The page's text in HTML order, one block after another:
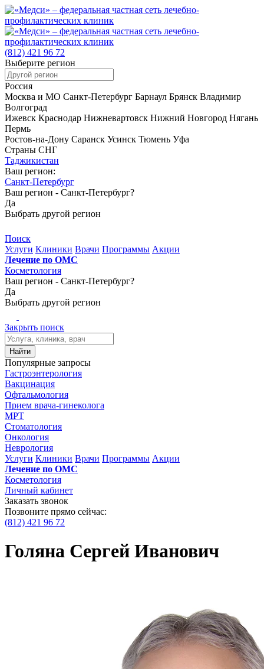
(812) 421 96 72
Выберите регион
Россия
Москва и МО Санкт-Петербург Барнаул Брянск Владимир
Волгоград
Ижевск Краснодар Нижневартовск Нижний Новгород Нягань
Пермь
Ростов-на-Дону Саранск Усинск Тюмень Уфа
Страны СНГ
Таджикистан
Ваш регион:
Санкт-Петербург
Ваш регион - Санкт-Петербург?
Да
Выбрать другой регион
Поиск
Услуги Клиники Врачи Программы Акции
Лечение по ОМС
Косметология
Ваш регион - Санкт-Петербург?
Да
Выбрать другой регион
Закрыть поиск
Найти
Популярные запросы
Гастроэнтерология
Вакцинация
Офтальмология
Прием врача-гинеколога
МРТ
Стоматология
Онкология
Неврология
Услуги Клиники Врачи Программы Акции
Лечение по ОМС
Косметология
Личный кабинет
Заказать звонок
Позвоните прямо сейчас:
(812) 421 96 72
Голяна Сергей Иванович